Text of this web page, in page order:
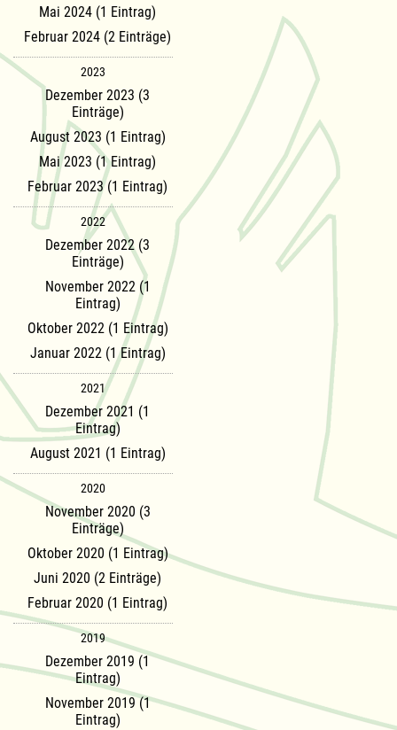
Mai 2024 (1 Eintrag)
Februar 2024 (2 Einträge)
2023
Dezember 2023 (3
Einträge)
August 2023 (1 Eintrag)
Mai 2023 (1 Eintrag)
Februar 2023 (1 Eintrag)
2022
Dezember 2022 (3
Einträge)
November 2022 (1
Eintrag)
Oktober 2022 (1 Eintrag)
Januar 2022 (1 Eintrag)
2021
Dezember 2021 (1
Eintrag)
August 2021 (1 Eintrag)
2020
November 2020 (3
Einträge)
Oktober 2020 (1 Eintrag)
Juni 2020 (2 Einträge)
Februar 2020 (1 Eintrag)
2019
Dezember 2019 (1
Eintrag)
November 2019 (1
Eintrag)